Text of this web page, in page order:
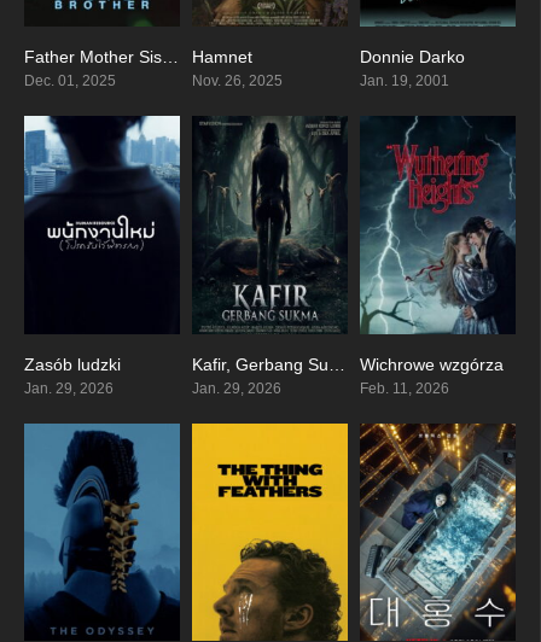
6.8
Dec. 01, 2025
Hamnet
Nov. 26, 2025
Donnie Darko
Jan. 19, 2001
Zasób ludzki
Jan. 29, 2026
0
Jan. 29, 2026
0
Wichrowe wzgórza
Feb. 11, 2026